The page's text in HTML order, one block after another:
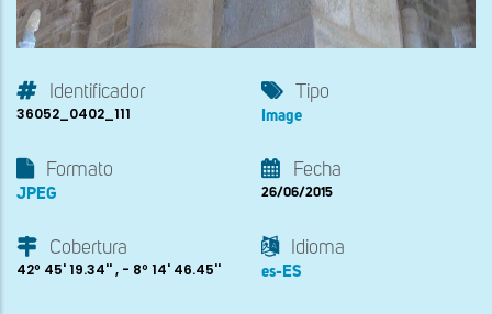
Identificador
36052_0402_111
Tipo
Image
Formato
JPEG
Fecha
26/06/2015
Cobertura
42º 45' 19.34'' , - 8º 14' 46.45''
Idioma
es-ES